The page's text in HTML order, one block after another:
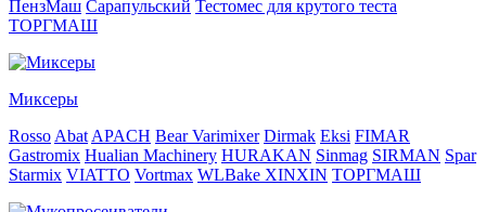
ПензМаш Сарапульский Тестомес для крутого теста
ТОРГМАШ
Миксеры
Rosso Abat APACH Bear Varimixer Dirmak Eksi FIMAR
Gastromix Hualian Machinery HURAKAN Sinmag SIRMAN Spar
Starmix VIATTO Vortmax WLBake XINXIN ТОРГМАШ